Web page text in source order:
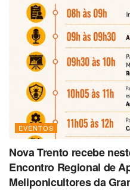
EVENTOS
Nova Trento recebe
Encontro Regional de
Meliponicultores da